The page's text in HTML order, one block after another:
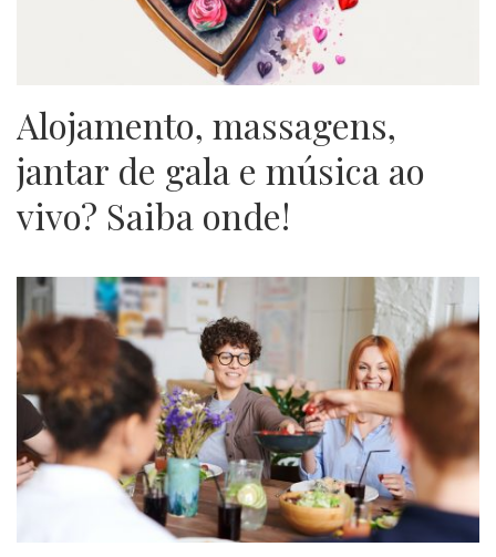
Alojamento, massagens,
jantar de gala e música ao
vivo? Saiba onde!